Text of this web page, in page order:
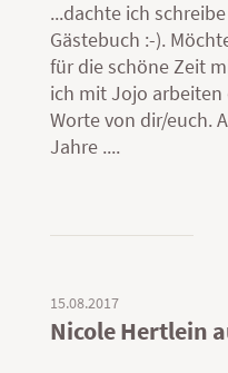
...dachte ich
Gästebuch :-).
für die schöne Zeit
ich mit Jojo
Worte von dir/euch.
Jahre ....
15.08.2017
Nicole Hertlein